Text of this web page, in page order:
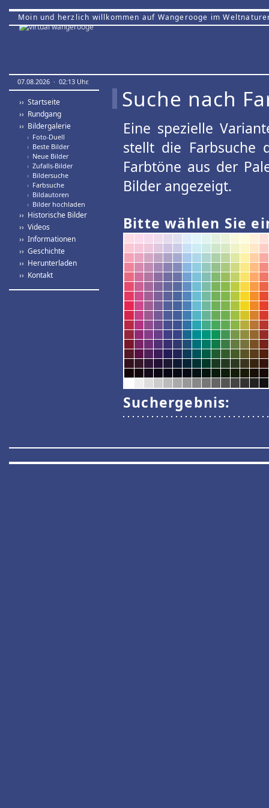
Moin und herzlich willkommen auf Wangerooge im
07.08.2026 · 02:13 Uhr.
›› Startseite
›› Rundgang
›› Bildergalerie
› Foto-Duell
› Beste Bilder
› Neue Bilder
› Zufalls-Bilder
› Bildersuche
› Farbsuche
› Bildautoren
› Bilder hochladen
›› Historische Bilder
›› Videos
›› Informationen
›› Geschichte
›› Herunterladen
›› Kontakt
Suche nach
Eine spezielle
stellt die Farbsuche
Farbtöne aus der
Bilder angezeigt.
Bitte wählen Sie
Suchergebnis: